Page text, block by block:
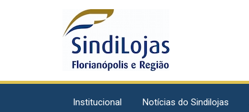
Institucional Notícias do Sindilojas